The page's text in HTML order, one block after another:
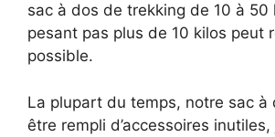
sac à dos de trekking de 10 à 50
pesant pas plus de 10 kilos peut
possible.
La plupart du temps, notre sac à
être rempli d’accessoires